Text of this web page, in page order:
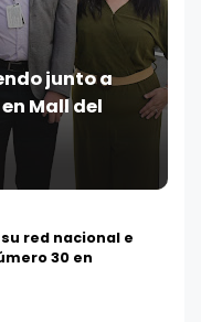
junto a
Mall del
red nacional e
30 en